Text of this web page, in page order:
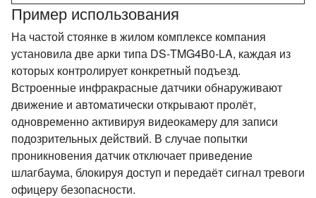
Пример использования
На частой стоянке в жилом комплексе компания
установила две арки типа DS‑TMG4B0‑LA, каждая из
которых контролирует конкретный подъезд.
Встроенные инфракрасные датчики обнаруживают
движение и автоматически открывают пролёт,
одновременно активируя видеокамеру для записи
подозрительных действий. В случае попытки
проникновения датчик отключает приведение
шлагбаума, блокируя доступ и передаёт сигнал тревоги
офицеру безопасности.